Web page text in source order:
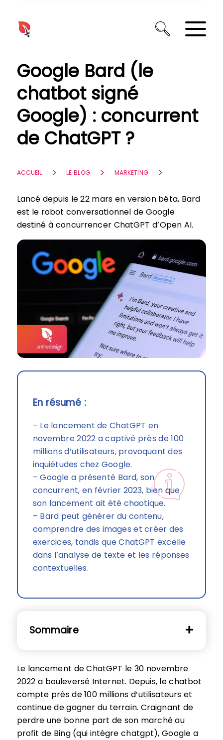
Google Bard (le
chatbot signé
Google) : concurrent
de ChatGPT ?
ACCUEIL LE BLOG MARKETING
Lancé depuis le 22 mars en version bêta, Bard
est le robot conversationnel de Google
destiné à concurrencer ChatGPT d’Open AI.
En résumé :
– Le lancement de ChatGPT en
novembre 2022 a captivé près de 100
millions d’utilisateurs, provoquant des
inquiétudes chez Google.
– Google a présenté Bard, son
concurrent, en février 2023, bien que
son lancement ait été chaotique.
– Bard peut générer du contenu,
comprendre des images et créer des
exercices, tandis que ChatGPT excelle
dans l’analyse de texte et les réponses
contextuelles.
Sommaire
Le lancement de ChatGPT le 30 novembre
2022 a bouleversé Internet. Depuis, le chatbot
compte près de 100 millions d’utilisateurs et
continue de gagner du terrain. Craignant de
perdre une bonne part de son marché au
profit de Bing (qui intègre chatgpt), Google a